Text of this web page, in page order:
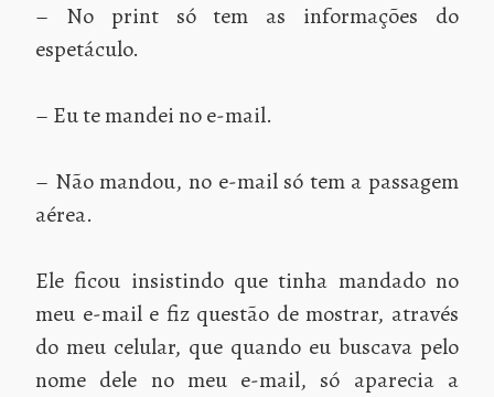
– No print só tem as informações do
espetáculo.
– Eu te mandei no e-mail.
– Não mandou, no e-mail só tem a passagem
aérea.
Ele ficou insistindo que tinha mandado no
meu e-mail e fiz questão de mostrar, através
do meu celular, que quando eu buscava pelo
nome dele no meu e-mail, só aparecia a